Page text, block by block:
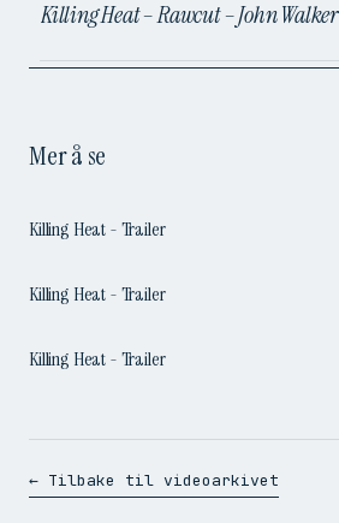
Killing Heat – Rawcut – John Walker
Mer å se
Killing Heat - Trailer
Killing Heat - Trailer
Killing Heat - Trailer
← Tilbake til videoarkivet